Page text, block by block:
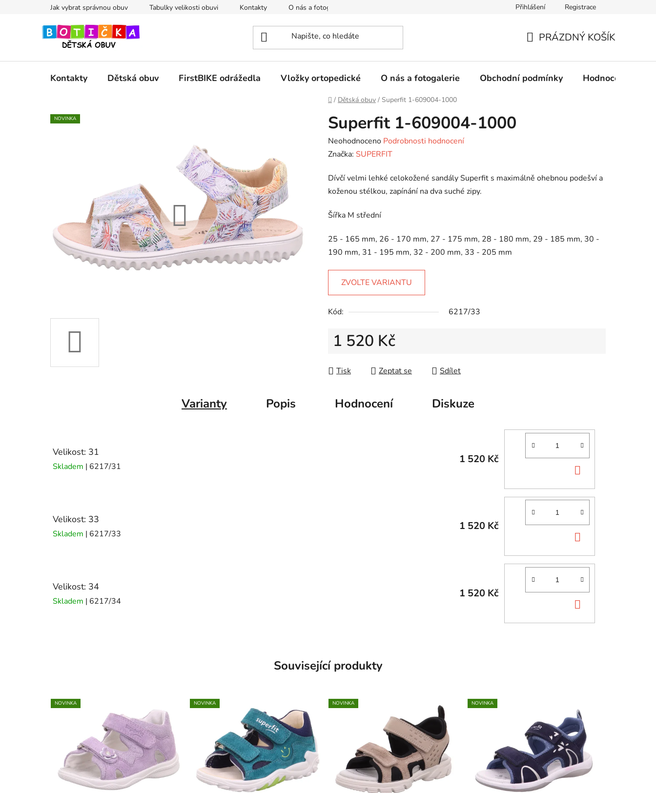
Jak vybrat správnou obuv Tabulky velikosti obuvi Kontakty O nás a fotogalerie Ochrana osobních údajů
Přihlášení Registrace
KOŠÍK
PRÁZDNÝ KOŠÍK
Kontakty Dětská obuv FirstBIKE odrážedla Vložky ortopedické O nás a fotogalerie Obchodní podmínky Hodnocení
Domů
/ Dětská obuv / Superfit 1-609004-1000
Superfit 1-609004-1000
Průměrné
hodnocení
je
0,0
5
Neohodnoceno Podrobnosti hodnocení
Značka: SUPERFIT
Dívčí velmi lehké celokožené sandály Superfit s maximálně ohebnou podešví a
koženou stélkou, zapínání na dva suché zipy.
Šířka M střední
25 - 165 mm, 26 - 170 mm, 27 - 175 mm, 28 - 180 mm, 29 - 185 mm, 30 -
190 mm, 31 - 195 mm, 32 - 200 mm, 33 - 205 mm
ZVOLTE VARIANTU
Kód: 6217/33
1 520 Kč
Tisk
Zeptat se Sdílet
NOVINKA
Varianty Popis Hodnocení Diskuze
Velikost: 31
Skladem | 6217/31
1 520 Kč
KOŠÍKU
Velikost: 33
Skladem | 6217/33
1 520 Kč
KOŠÍKU
Velikost: 34
Skladem | 6217/34
1 520 Kč
KOŠÍKU
Související produkty
NOVINKA NOVINKA NOVINKA NOVINKA